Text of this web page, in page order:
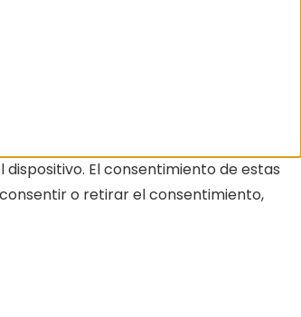
El consentimiento de estas
o retirar el consentimiento,